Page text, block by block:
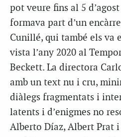
pot veure fins al 5
formava part d’un
Cunillé, qui també els va
vista l’any 2020 al
Beckett. La directora
amb un text nu i cru,
diàlegs fragmentats i
latents i d’enigmes no
Alberto Díaz, Albert Prat